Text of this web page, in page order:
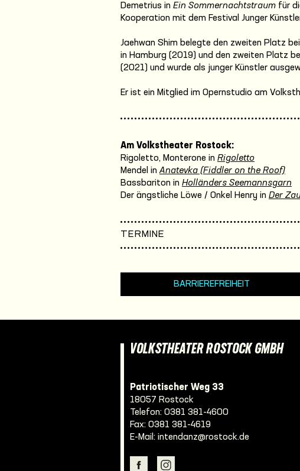
Demetrius in Ein Sommernachtstraum für
Kooperation mit dem Festival Junger
Jaehwan Shim belegte den zweiten Platz
in Hamburg (2019) und den zweiten Platz
(2021) und wurde als junger Künstler
Er ist ein Mitglied im Opernstudio am
Am Volkstheater Rostock:
Rigoletto, Monterone in Rigoletto
Mendel in Anatevka (Fiddler on the Roof)
Bassbariton in Holländers Seemannsgarn
Der ängstliche Löwe / Onkel Henry in Der
TERMINE
BARRIEREFREIHEIT
VOLKSTHEATER ROSTOCK GMBH
Patriotischer Weg 33
18057 Rostock
Telefon: 0381 381-4600
Fax: 0381 381-4619
E-Mail: intendanz@rostock.de